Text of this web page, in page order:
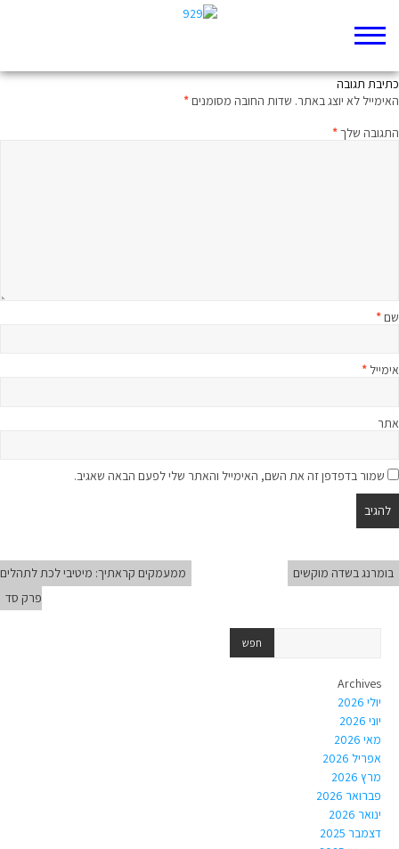
ממעמקים קראתיך: מיטיבי לכת לתהלים פרק סג
כתיבת תגובה
האימייל לא יוצג באתר. שדות החובה מסומנים*
התגובה שלך*
שם*
אימייל *
אתר
שמור בדפדפן זה את השם, האימייל והאתר שלי לפעם הבאה שאגיב.
בומרנג בשדה מוקשים
ממעמקים קראתיך: מיטיבי לכת לתהלים
פרק סד
Archives
יולי 2026
יוני 2026
מאי 2026
אפריל 2026
מרץ 2026
פברואר 2026
ינואר 2026
דצמבר 2025